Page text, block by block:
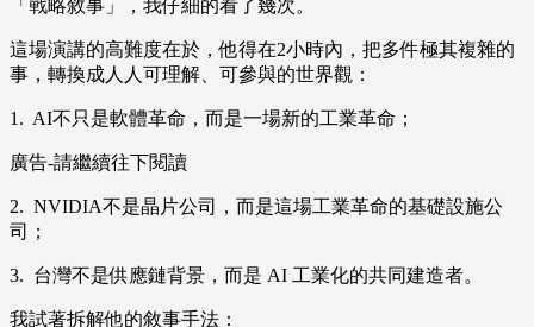
「戰略敘事」，我仔細的看了幾次。
這場演講的高難度在於，他得在2小時內，把多件極其複雜的
事，轉換成人人可理解、可參與的世界觀：
1. AI不只是軟體革命，而是一場新的工業革命；
廣告-請繼續往下閱讀
2. NVIDIA不是晶片公司，而是這場工業革命的基礎設施公
司；
3. 台灣不是供應鏈背景，而是 AI 工業化的共同建造者。
我試著拆解他的敘事手法：